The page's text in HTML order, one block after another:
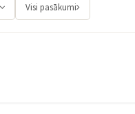
Visi pasākumi